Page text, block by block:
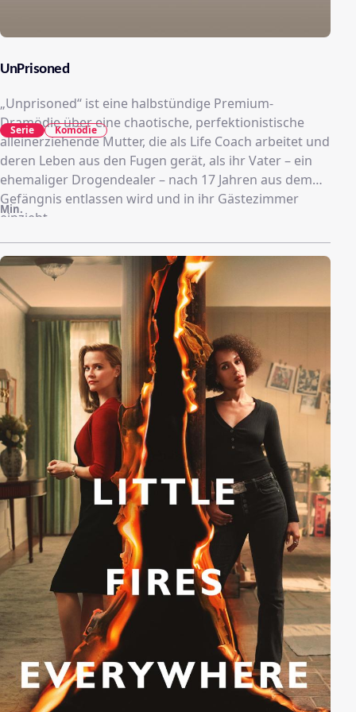
UnPrisoned
„Unprisoned“ ist eine halbstündige Premium-
Dramödie über eine chaotische, perfektionistische
alleinerziehende Mutter, die als Life Coach arbeitet und
deren Leben aus den Fugen gerät, als ihr Vater – ein
ehemaliger Drogendealer – nach 17 Jahren aus dem
Gefängnis entlassen wird und in ihr Gästezimmer
einzieht.
Min.
Serie Komödie